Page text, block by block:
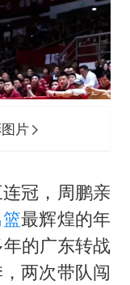
片
冠，周鹏亲
最辉煌的年
的广东转战
两次带队闯